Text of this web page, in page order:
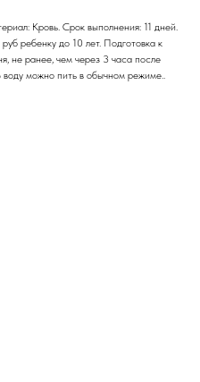
Кровь. Срок выполнения: 11 дней.
ребенку до 10 лет. Подготовка к
не ранее, чем через 3 часа после
можно пить в обычном режиме..